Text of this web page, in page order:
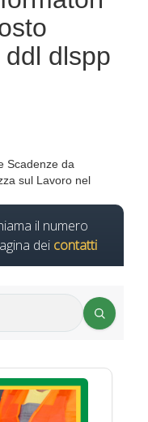
dlspp
Scadenze da
sul Lavoro nel
il numero
dei contatti